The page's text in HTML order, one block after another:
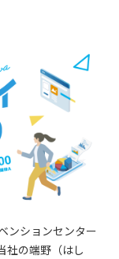
ンションセンター
社の端野（はし